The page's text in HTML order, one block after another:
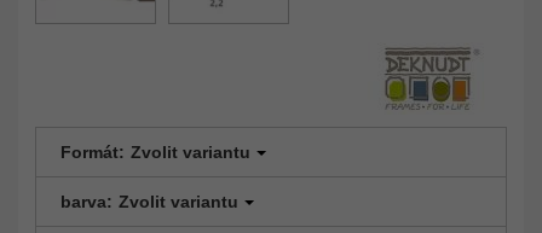
Formát: Zvolit variantu
barva: Zvolit variantu